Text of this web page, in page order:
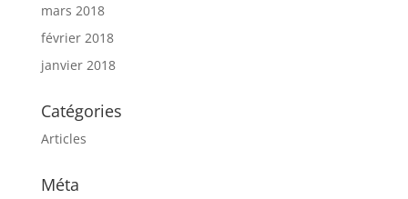
mars 2018
février 2018
janvier 2018
Catégories
Articles
Méta